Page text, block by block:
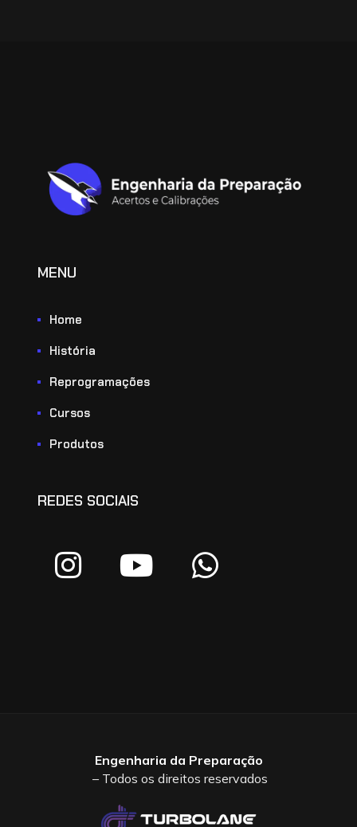
MENU
Home
História
Reprogramações
Cursos
Produtos
REDES SOCIAIS
Engenharia da Preparação
– Todos os direitos reservados